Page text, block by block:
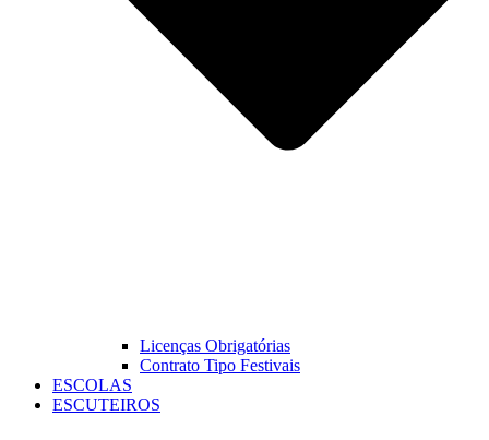
Licenças Obrigatórias
Contrato Tipo Festivais
ESCOLAS
ESCUTEIROS